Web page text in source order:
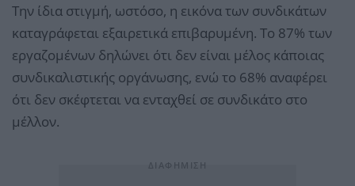
Την ίδια στιγμή, ωστόσο, η εικόνα των συνδικάτων
καταγράφεται εξαιρετικά επιβαρυμένη. Το 87% των
εργαζομένων δηλώνει ότι δεν είναι μέλος κάποιας
συνδικαλιστικής οργάνωσης, ενώ το 68% αναφέρει
ότι δεν σκέφτεται να ενταχθεί σε συνδικάτο στο
μέλλον.